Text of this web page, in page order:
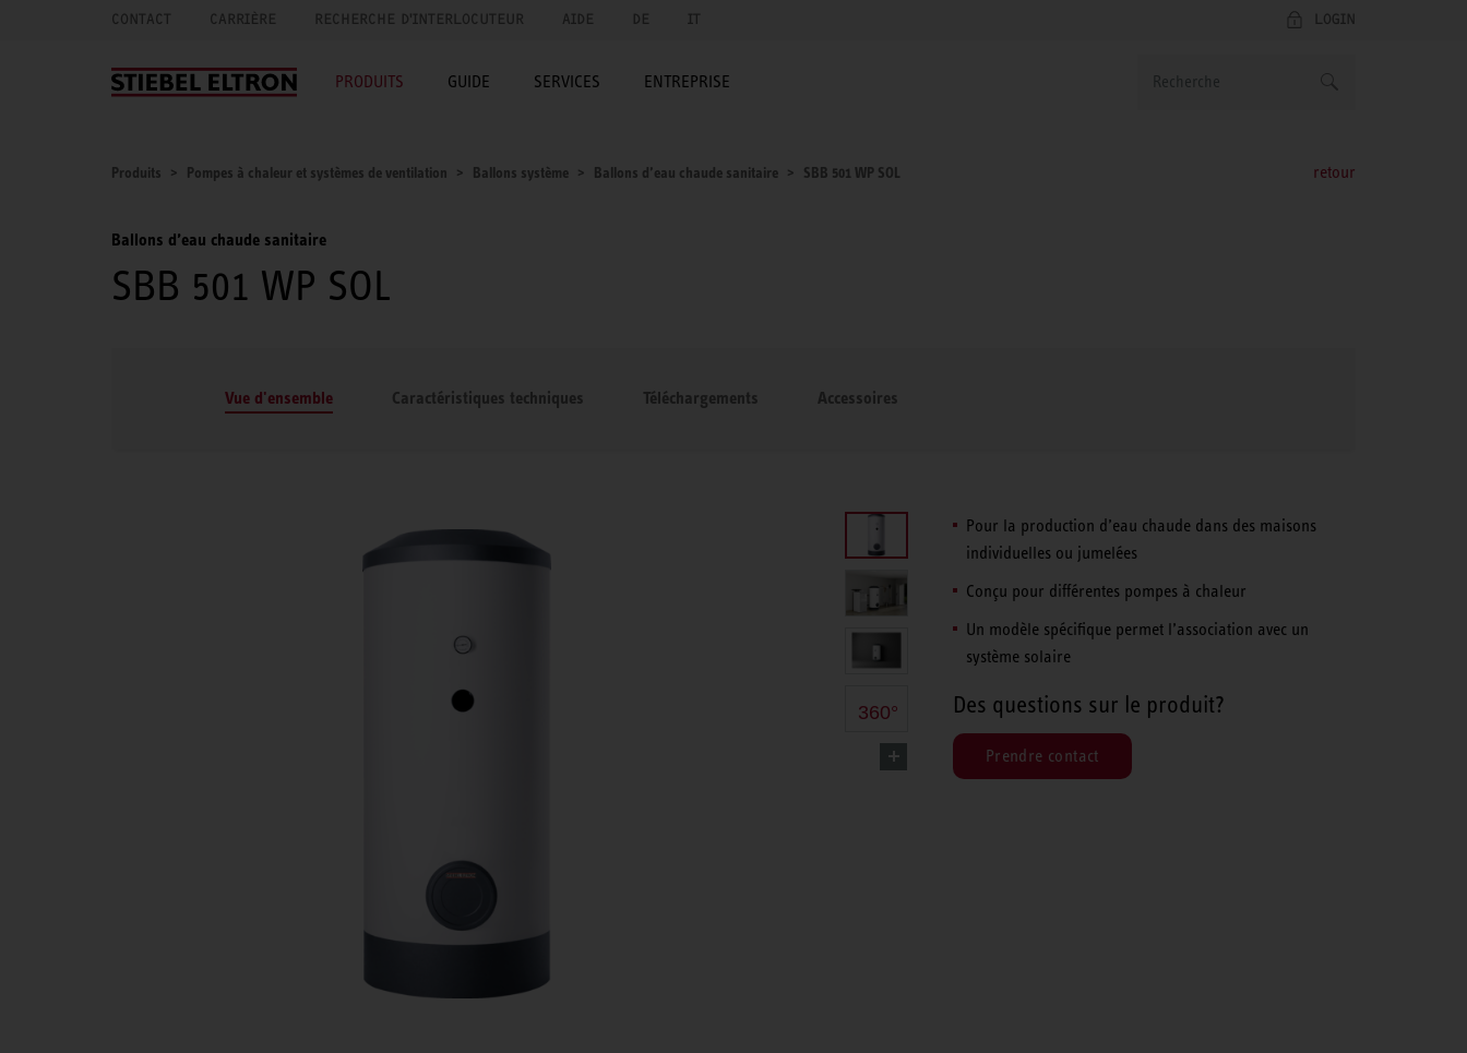
CONTACT CARRIÈRE RECHERCHE D'INTERLOCUTEUR AIDE DE IT LOGIN
PRODUITS GUIDE SERVICES ENTREPRISE
Produits Pompes à chaleur et systèmes de ventilation Ballons système Ballons d’eau chaude sanitaire SBB 501 WP SOL retour
Ballons d’eau chaude sanitaire
SBB 501 WP SOL
Vue d'ensemble Caractéristiques techniques Téléchargements Accessoires
360°
Pour la production d’eau chaude dans des maisons
individuelles ou jumelées
Conçu pour différentes pompes à chaleur
Un modèle spécifique permet l’association avec un
système solaire
Des questions sur le produit?
Prendre contact